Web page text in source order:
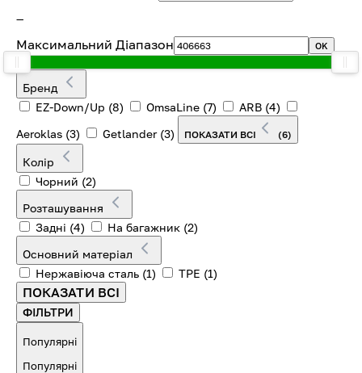
—
Максимальний Діапазон OK
Бренд
EZ-Down/Up (8) OmsaLine (7) ARB (4)
Aeroklas (3) Getlander (3) ПОКАЗАТИ ВСІ (6)
Колір
Чорний (2)
Розташування
Задні (4) На багажник (2)
Основний матеріал
Нержавіюча сталь (1) TPE (1)
ПОКАЗАТИ ВСІ
ФІЛЬТРИ
Популярні
Популярні